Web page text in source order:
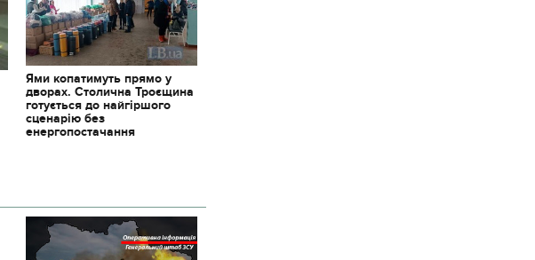
Ями копатимуть прямо у
дворах. Столична Троєщина
готується до найгіршого
сценарію без
енергопостачання